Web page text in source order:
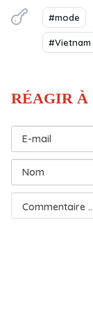
#mode
#Vietnam